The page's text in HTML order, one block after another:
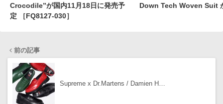
Crocodile”が国内11月18日に発売予
定 ［FQ8127-030］
Down Tech Woven Suit
前の記事
Supreme x Dr.Martens / Damien H…